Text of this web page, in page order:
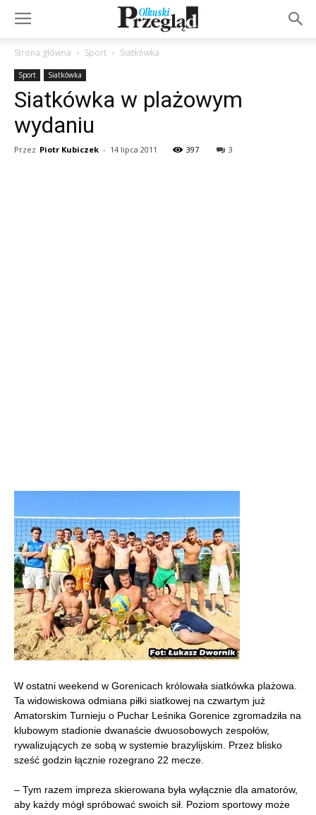
Strona główna Sport Siatkówka
Sport Siatkówka
Siatkówka w plażowym
wydaniu
Przez Piotr Kubiczek - 14 lipca 2011 397 3
W ostatni weekend w Gorenicach królowała siatkówka plażowa.
Ta widowiskowa odmiana piłki siatkowej na czwartym już
Amatorskim Turnieju o Puchar Leśnika Gorenice zgromadziła na
klubowym stadionie dwanaście dwuosobowych zespołów,
rywalizujących ze sobą w systemie brazylijskim. Przez blisko
sześć godzin łącznie rozegrano 22 mecze.
– Tym razem impreza skierowana była wyłącznie dla amatorów,
aby każdy mógł spróbować swoich sił. Poziom sportowy może